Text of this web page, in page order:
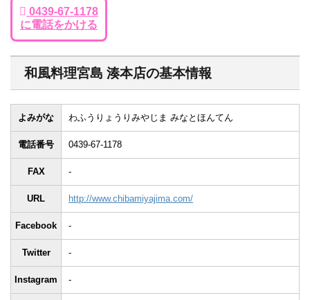
0439-67-1178
に電話をかける
和風料理宮島 湊本店の基本情報
よみがな わふうりょうりみやじま みなとほんてん
電話番号 0439-67-1178
FAX -
URL http://www.chibamiyajima.com/
Facebook -
Twitter -
Instagram -